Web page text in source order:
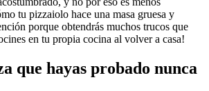
tu pizzaiolo hace una masa gruesa y
porque obtendrás muchos trucos que
en tu propia cocina al volver a casa!
que hayas probado nunca